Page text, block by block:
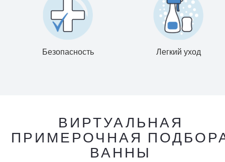
Безопасность Легкий уход
ВИРТУАЛЬНАЯ
ПРИМЕРОЧНАЯ
ВАННЫ